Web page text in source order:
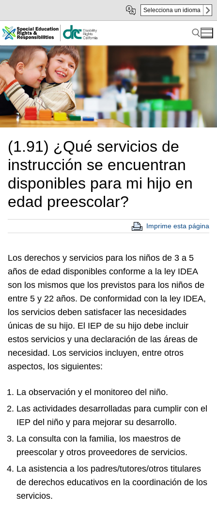
sub
navigation
content
Selecciona un idioma
Search for:
(1.91) ¿Qué servicios de
instrucción se encuentran
disponibles para mi hijo en
edad preescolar?
Imprime esta página
Los derechos y servicios para los niños de 3 a 5
años de edad disponibles conforme a la ley IDEA
son los mismos que los previstos para los niños de
entre 5 y 22 años. De conformidad con la ley IDEA,
los servicios deben satisfacer las necesidades
únicas de su hijo. El IEP de su hijo debe incluir
estos servicios y una declaración de las áreas de
necesidad. Los servicios incluyen, entre otros
aspectos, los siguientes:
La observación y el monitoreo del niño.
Las actividades desarrolladas para cumplir con el
IEP del niño y para mejorar su desarrollo.
La consulta con la familia, los maestros de
preescolar y otros proveedores de servicios.
La asistencia a los padres/tutores/otros titulares
de derechos educativos en la coordinación de los
servicios.